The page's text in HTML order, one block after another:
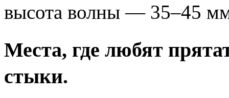
высота волны — 35–45
Места, где любят
стыки.